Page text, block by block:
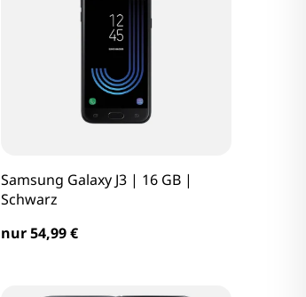
Samsung Galaxy J3 | 16 GB |
Schwarz
nur 54,99 €